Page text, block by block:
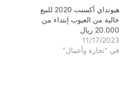
هيونداي أكسنت 2020 للبيع
خالية من العيوب إبتداء من
20.000 ريال
11/17/2023
في "تجارة وأعمال"